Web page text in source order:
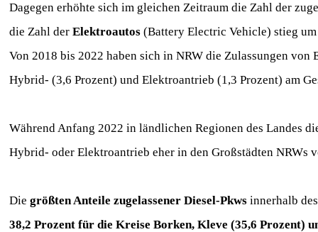
Dagegen erhöhte sich im gleichen Zeitraum die Zahl der
die Zahl der Elektroautos (Battery Electric Vehicle) stieg
Von 2018 bis 2022 haben sich in NRW die Zulassungen
Hybrid- (3,6 Prozent) und Elektroantrieb (1,3 Prozent) am
Während Anfang 2022 in ländlichen Regionen des Landes
Hybrid- oder Elektroantrieb eher in den Großstädten NRWs
Die größten Anteile zugelassener Diesel-Pkws innerhalb
38,2 Prozent für die Kreise Borken, Kleve (35,6 Prozent)